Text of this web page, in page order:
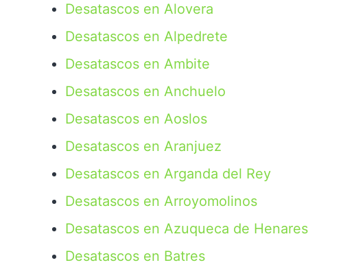
Desatascos en Alovera
Desatascos en Alpedrete
Desatascos en Ambite
Desatascos en Anchuelo
Desatascos en Aoslos
Desatascos en Aranjuez
Desatascos en Arganda del Rey
Desatascos en Arroyomolinos
Desatascos en Azuqueca de Henares
Desatascos en Batres